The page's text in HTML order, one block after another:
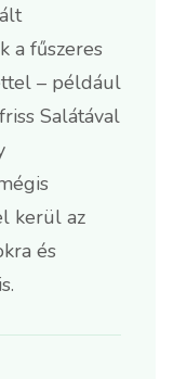
a fűszeres
– például
Salátával
kerül az
és